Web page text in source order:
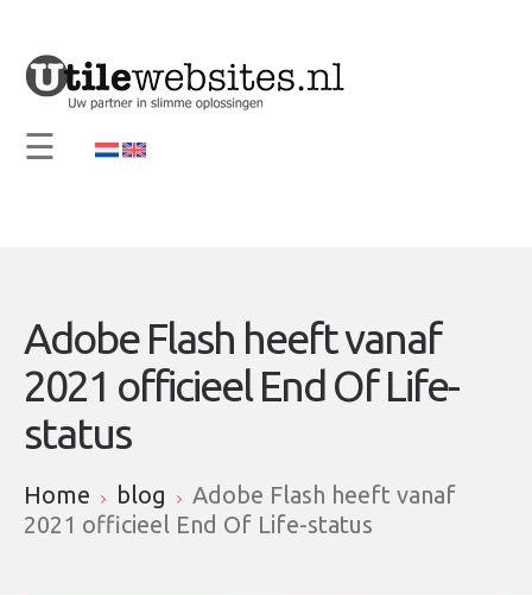
Home
Visie en Missie
☰
Adobe Flash heeft vanaf
2021 officieel End Of Life-
status
Home blog
Adobe Flash heeft vanaf
2021 officieel End Of Life-status